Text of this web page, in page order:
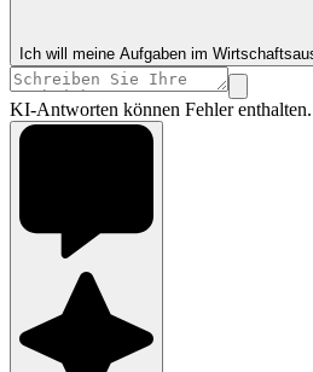
Ich will meine Aufgaben im
KI-Antworten können Fehler